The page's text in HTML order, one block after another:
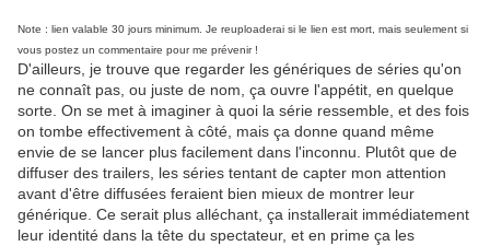
Note : lien valable 30 jours minimum. Je reuploaderai si le lien est mort, mais seulement si
vous postez un commentaire pour me prévenir !
D'ailleurs, je trouve que regarder les génériques de séries qu'on
ne connaît pas, ou juste de nom, ça ouvre l'appétit, en quelque
sorte. On se met à imaginer à quoi la série ressemble, et des fois
on tombe effectivement à côté, mais ça donne quand même
envie de se lancer plus facilement dans l'inconnu. Plutôt que de
diffuser des trailers, les séries tentant de capter mon attention
avant d'être diffusées feraient bien mieux de montrer leur
générique. Ce serait plus alléchant, ça installerait immédiatement
leur identité dans la tête du spectateur, et en prime ça les